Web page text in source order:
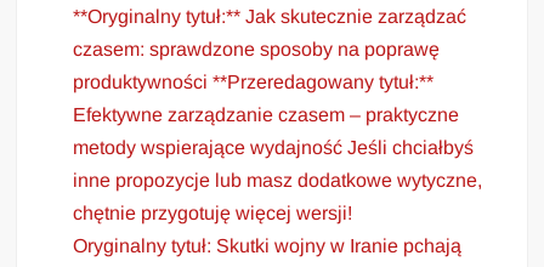
**Oryginalny tytuł:** Jak skutecznie zarządzać
czasem: sprawdzone sposoby na poprawę
produktywności **Przeredagowany tytuł:**
Efektywne zarządzanie czasem – praktyczne
metody wspierające wydajność Jeśli chciałbyś
inne propozycje lub masz dodatkowe wytyczne,
chętnie przygotuję więcej wersji!
Oryginalny tytuł: Skutki wojny w Iranie pchają